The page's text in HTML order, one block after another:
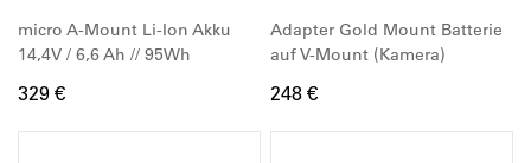
micro A-Mount Li-Ion Akku
14,4V / 6,6 Ah // 95Wh
329 €
Adapter Gold Mount Batterie
auf V-Mount (Kamera)
248 €